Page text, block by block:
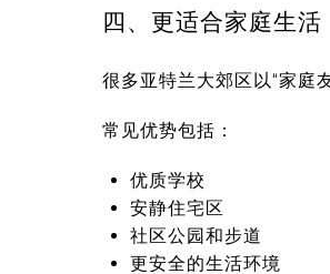
四、更适合家庭生活
很多亚特兰大郊区以“家庭
常见优势包括：
优质学校
安静住宅区
社区公园和步道
更安全的生活环境